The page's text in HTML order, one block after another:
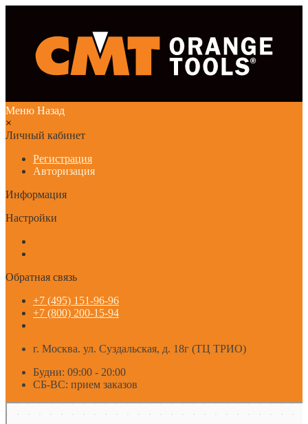
Меню Назад
×
Личный кабинет
Регистрация
Авторизация
Информация
Настройки
Обратная связь
+7 (495) 151-96-96
+7 (800) 200-15-94
г. Москва. ул. Суздальская, д. 18г (ТЦ ТРИО)
Будни: 09:00 - 20:00
СБ-ВС: прием заказов